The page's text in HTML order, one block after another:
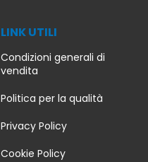
LINK UTILI
Condizioni generali di
vendita
Politica per la qualità
Privacy Policy
Cookie Policy